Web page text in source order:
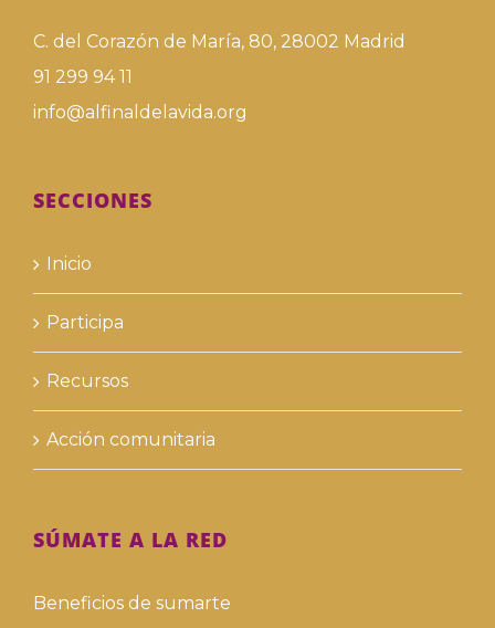
C. del Corazón de María, 80, 28002 Madrid
91 299 94 11
info@alfinaldelavida.org
SECCIONES
Inicio
Participa
Recursos
Acción comunitaria
SÚMATE A LA RED
Beneficios de sumarte